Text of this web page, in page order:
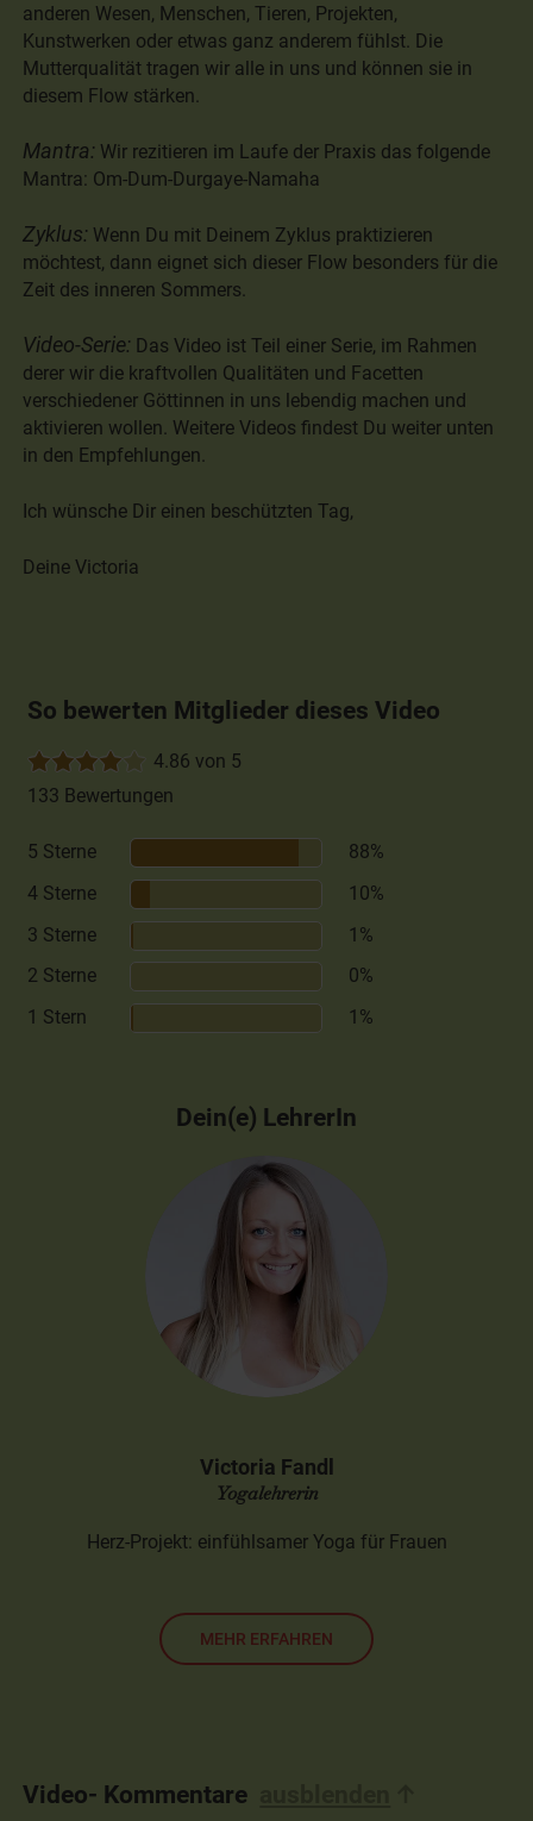
anderen Wesen, Menschen, Tieren, Projekten,
Kunstwerken oder etwas ganz anderem fühlst. Die
Mutterqualität tragen wir alle in uns und können sie in
diesem Flow stärken.
Mantra: Wir rezitieren im Laufe der Praxis das folgende
Mantra: Om-Dum-Durgaye-Namaha
Zyklus: Wenn Du mit Deinem Zyklus praktizieren
möchtest, dann eignet sich dieser Flow besonders für die
Zeit des inneren Sommers.
Video-Serie: Das Video ist Teil einer Serie, im Rahmen
derer wir die kraftvollen Qualitäten und Facetten
verschiedener Göttinnen in uns lebendig machen und
aktivieren wollen. Weitere Videos findest Du weiter unten
in den Empfehlungen.
Ich wünsche Dir einen beschützten Tag,
Deine Victoria
So bewerten Mitglieder dieses Video
4.86 von 5
133 Bewertungen
5 Sterne
88%
4 Sterne
10%
3 Sterne
1%
2 Sterne
0%
1 Stern
1%
Dein(e) LehrerIn
Victoria Fandl
Yogalehrerin
Herz-Projekt: einfühlsamer Yoga für Frauen
MEHR ERFAHREN
Video- Kommentare